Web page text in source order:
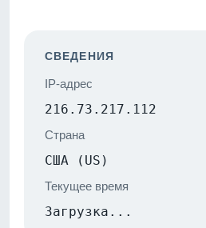
СВЕДЕНИЯ
IP-адрес
216.73.217.112
Страна
США (US)
Текущее время
Загрузка...